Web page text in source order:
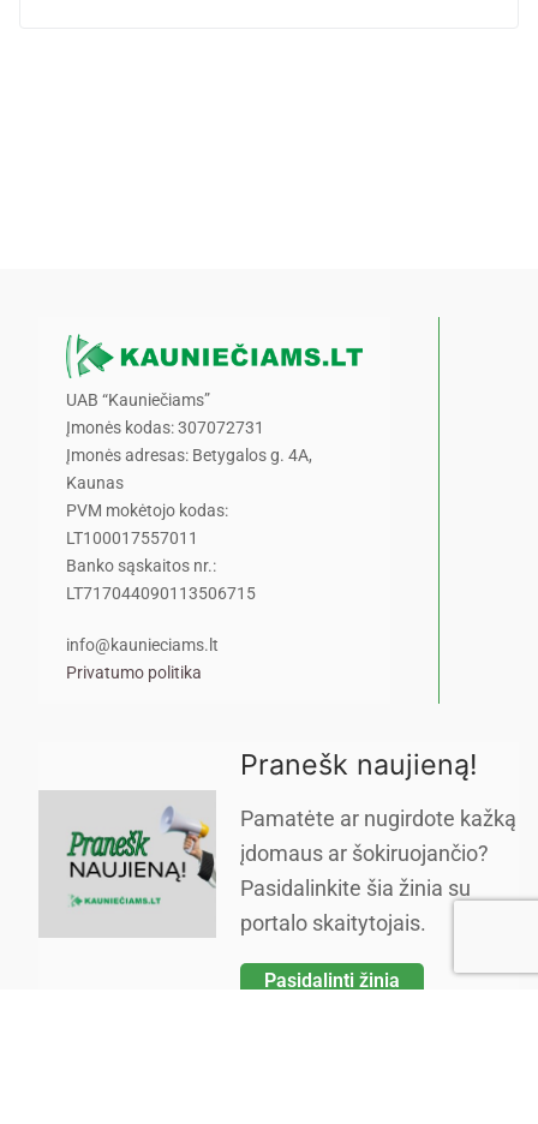
UAB “Kauniečiams”
Įmonės kodas: 307072731
Įmonės adresas: Betygalos g. 4A,
Kaunas
PVM mokėtojo kodas:
LT100017557011
Banko sąskaitos nr.:
LT717044090113506715
info@kaunieciams.lt
Privatumo politika
Pranešk naujieną!
Pamatėte ar nugirdote kažką
įdomaus ar šokiruojančio?
Pasidalinkite šia žinia su
portalo skaitytojais.
Pasidalinti žinia